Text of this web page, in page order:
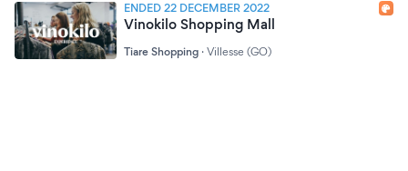
ENDED 22 DECEMBER 2022
Vinokilo Shopping Mall
Tiare Shopping · Villesse (GO)